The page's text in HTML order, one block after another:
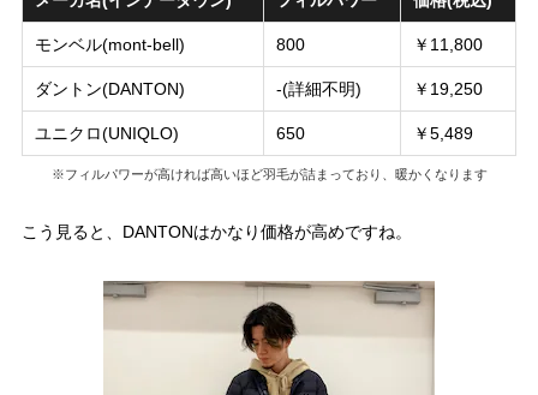
モンベル(mont-bell) 800 ￥11,800
ダントン(DANTON) -(詳細不明) ￥19,250
ユニクロ(UNIQLO) 650 ￥5,489
※フィルパワーが高ければ高いほど羽毛が詰まっており、暖かくなります
こう見ると、DANTONはかなり価格が高めですね。